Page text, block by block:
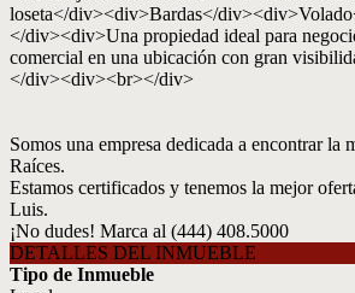
loseta</div><div>Bardas</
</div><div>Una propiedad ideal para
comercial en una ubicación con gran
</div><div><br></div>
Somos una empresa dedicada a encontrar la
Raíces.
Estamos certificados y tenemos la mejor
Luis.
¡No dudes! Marca al (444) 408.5000
DETALLES DEL INMUEBLE
Tipo de Inmueble